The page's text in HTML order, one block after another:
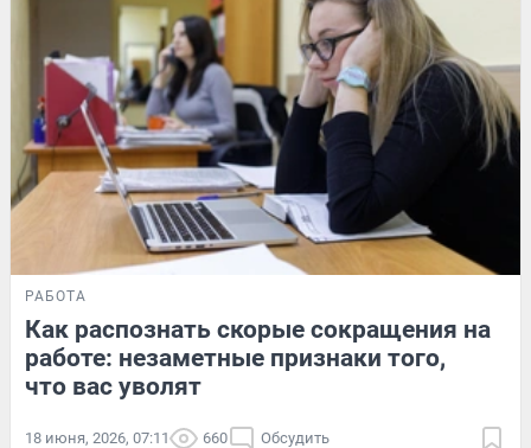
РАБОТА
Как распознать скорые сокращения на
работе: незаметные признаки того,
что вас уволят
18 июня, 2026, 07:11 660 Обсудить